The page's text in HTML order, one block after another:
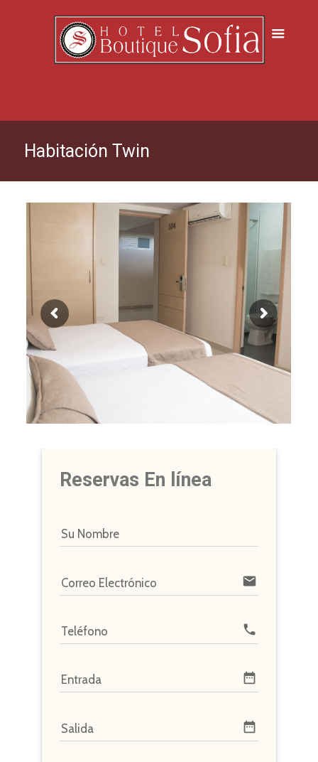
Habitación Twin
Reservas En línea
Su Nombre
Correo Electrónico email
Teléfono phone
Entrada date_range
Salida date_range